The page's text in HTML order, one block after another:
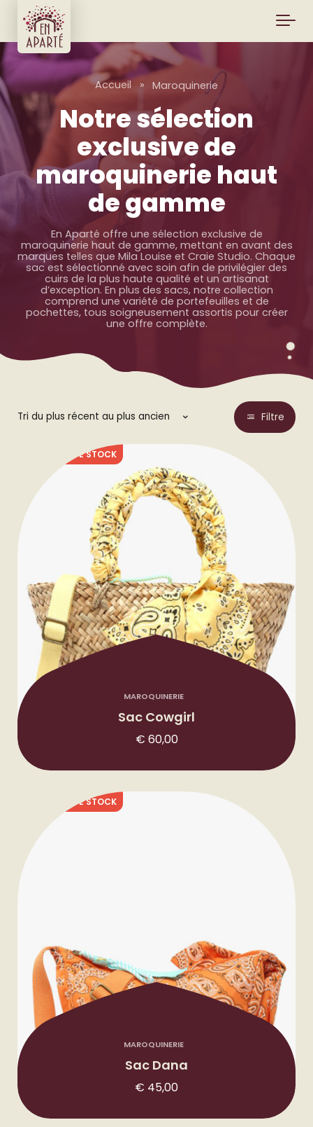
Skip to main content
Notre sélection
exclusive de
maroquinerie haut
de gamme
En Aparté offre une sélection exclusive de
maroquinerie haut de gamme, mettant en avant des
marques telles que Mila Louise et Craie Studio. Chaque
sac est sélectionné avec soin afin de privilégier des
cuirs de la plus haute qualité et un artisanat
d’exception. En plus des sacs, notre collection
comprend une variété de portefeuilles et de
pochettes, tous soigneusement assortis pour créer
une offre complète.
Accueil » Maroquinerie
Filtre
RUPTURE DE STOCK
MAROQUINERIE
Sac Cowgirl
€ 60,00
RUPTURE DE STOCK
MAROQUINERIE
Sac Dana
€ 45,00